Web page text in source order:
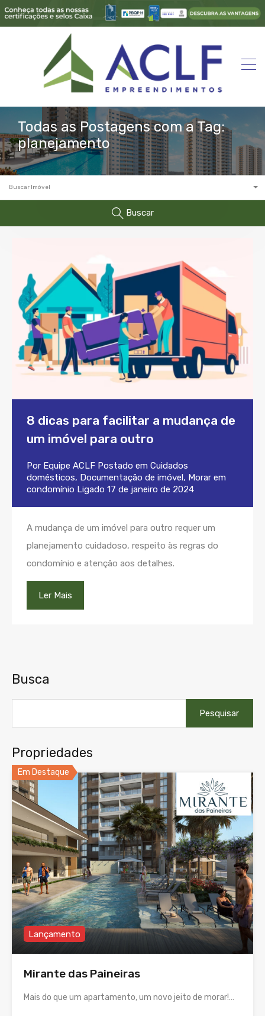
Todas as Postagens com a Tag:
planejamento
Buscar Imóvel
Buscar
8 dicas para facilitar a mudança de
um imóvel para outro
Por Equipe ACLF Postado em Cuidados
domésticos, Documentação de imóvel, Morar em
condomínio Ligado 17 de janeiro de 2024
A mudança de um imóvel para outro requer um
planejamento cuidadoso, respeito às regras do
condomínio e atenção aos detalhes.
Ler Mais
Busca
por:
Propriedades
Em Destaque
Lançamento
Mirante das Paineiras
Mais do que um apartamento, um novo jeito de morar!…